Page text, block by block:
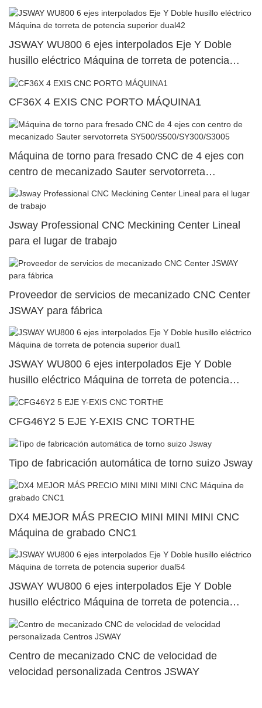
SY500/S500/SY300/S3003
JSWAY WU800 6 ejes interpolados Eje Y Doble
husillo eléctrico Máquina de torreta de potencia
superior dual42
CF36X 4 EXIS CNC PORTO MÁQUINA1
Máquina de torno para fresado CNC de 4 ejes con
centro de mecanizado Sauter servotorreta
SY500/S500/SY300/S3005
Jsway Professional CNC Meckining Center Lineal
para el lugar de trabajo
Proveedor de servicios de mecanizado CNC Center
JSWAY para fábrica
JSWAY WU800 6 ejes interpolados Eje Y Doble
husillo eléctrico Máquina de torreta de potencia
superior dual1
CFG46Y2 5 EJE Y-EXIS CNC TORTHE
Tipo de fabricación automática de torno suizo Jsway
DX4 MEJOR MÁS PRECIO MINI MINI MINI CNC
Máquina de grabado CNC1
JSWAY WU800 6 ejes interpolados Eje Y Doble
husillo eléctrico Máquina de torreta de potencia
superior dual54
Centro de mecanizado CNC de velocidad de
velocidad personalizada Centros JSWAY